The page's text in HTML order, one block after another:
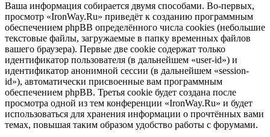
Ваша информация собирается двумя способами. Во-первых,
просмотр «IronWay.Ru» приведёт к созданию программным
обеспечением phpBB определённого числа cookies (небольшие
текстовые файлы, загружаемые в папку временных файлов
вашего браузера). Первые две cookie содержат только
идентификатор пользователя (в дальнейшем «user-id») и
идентификатор анонимной сессии (в дальнейшем «session-
id»), автоматически присвоенные вам программным
обеспечением phpBB. Третья cookie будет создана после
просмотра одной из тем конференции «IronWay.Ru» и будет
использоваться для хранения информации о прочтённых вами
темах, повышая таким образом удобство работы с форумами.